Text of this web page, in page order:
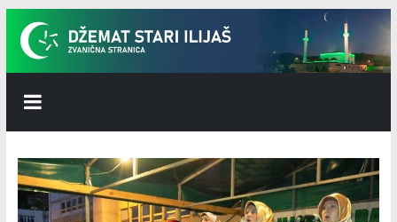
Skip
content
Džemat
Stari
Ilijaš